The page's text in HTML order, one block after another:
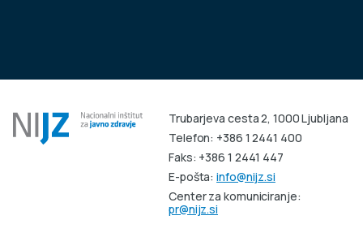
Trubarjeva cesta 2, 1000 Ljubljana
Telefon: +386 1 2441 400
Faks: +386 1 2441 447
E-pošta:info@nijz.si
Center za komuniciranje:
pr@nijz.si